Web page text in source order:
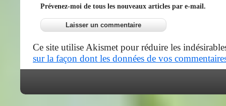
Prévenez-moi de tous les nouveaux articles par e-mail.
Ce site utilise Akismet pour réduire les
sur la façon dont les données de vos